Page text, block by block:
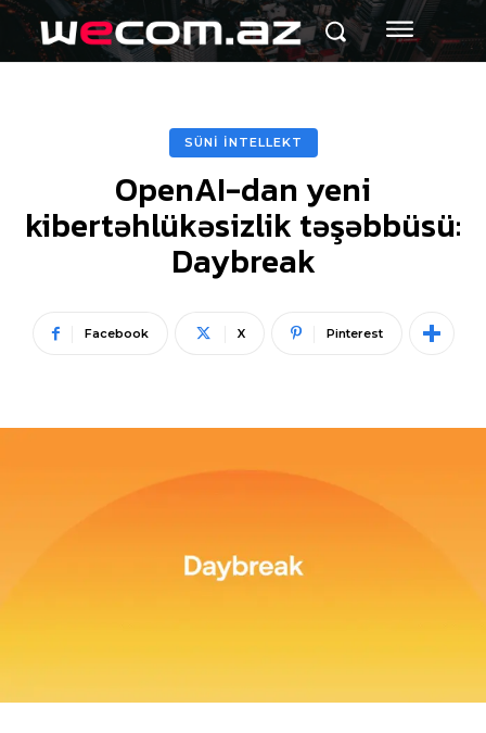
SÜNİ İNTELLEKT
OpenAI-dan yeni
kibertəhlükəsizlik təşəbbüsü:
Daybreak
Facebook X Pinterest